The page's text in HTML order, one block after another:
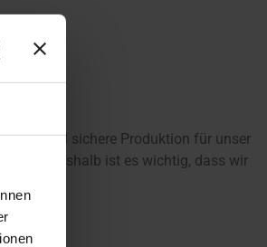
und sichere Produktion für unser
Welt. Deshalb ist es wichtig, dass wir